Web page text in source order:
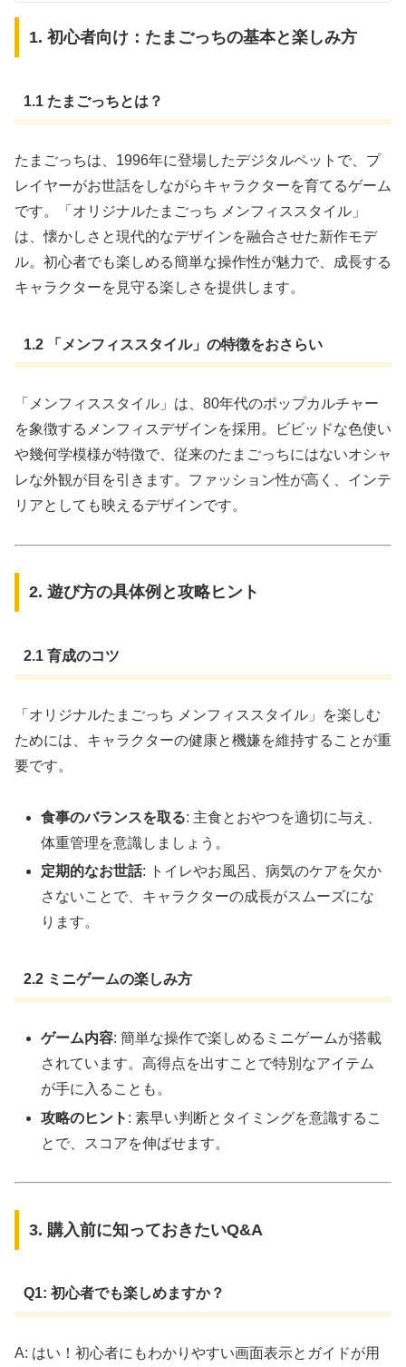
1. 初心者向け：たまごっちの基本と楽しみ方
1.1 たまごっちとは？
たまごっちは、1996年に登場したデジタルペットで、プ
レイヤーがお世話をしながらキャラクターを育てるゲーム
です。「オリジナルたまごっち メンフィススタイル」
は、懐かしさと現代的なデザインを融合させた新作モデ
ル。初心者でも楽しめる簡単な操作性が魅力で、成長する
キャラクターを見守る楽しさを提供します。
1.2 「メンフィススタイル」の特徴をおさらい
「メンフィススタイル」は、80年代のポップカルチャー
を象徴するメンフィスデザインを採用。ビビッドな色使い
や幾何学模様が特徴で、従来のたまごっちにはないオシャ
レな外観が目を引きます。ファッション性が高く、インテ
リアとしても映えるデザインです。
2. 遊び方の具体例と攻略ヒント
2.1 育成のコツ
「オリジナルたまごっち メンフィススタイル」を楽しむ
ためには、キャラクターの健康と機嫌を維持することが重
要です。
食事のバランスを取る: 主食とおやつを適切に与え、
体重管理を意識しましょう。
定期的なお世話: トイレやお風呂、病気のケアを欠か
さないことで、キャラクターの成長がスムーズにな
ります。
2.2 ミニゲームの楽しみ方
ゲーム内容: 簡単な操作で楽しめるミニゲームが搭載
されています。高得点を出すことで特別なアイテム
が手に入ることも。
攻略のヒント : 素早い判断とタイミングを意識するこ
とで、スコアを伸ばせます。
3. 購入前に知っておきたいQ&A
Q1: 初心者でも楽しめますか？
A: はい！初心者にもわかりやすい画面表示とガイドが用